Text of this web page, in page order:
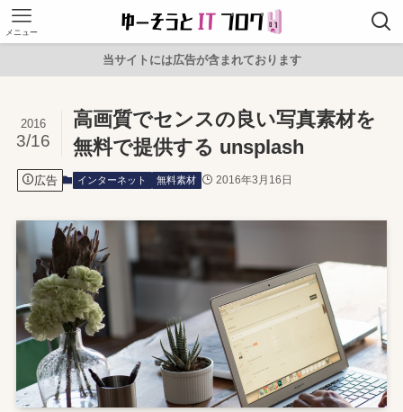
メニュー
当サイトには広告が含まれております
高画質でセンスの良い写真素材を
無料で提供する unsplash
2016
3/16
広告 インターネット 無料素材 2016年3月16日